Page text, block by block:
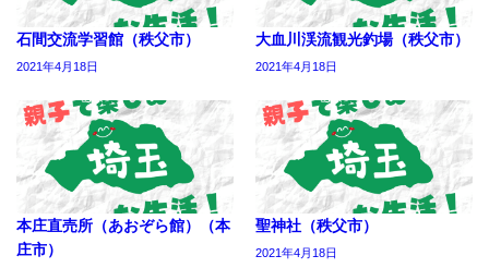
石間交流学習館（秩父市）
2021年4月18日
大血川渓流観光釣場（秩父市）
2021年4月18日
本庄直売所（あおぞら館）（本
庄市）
聖神社（秩父市）
2021年4月18日